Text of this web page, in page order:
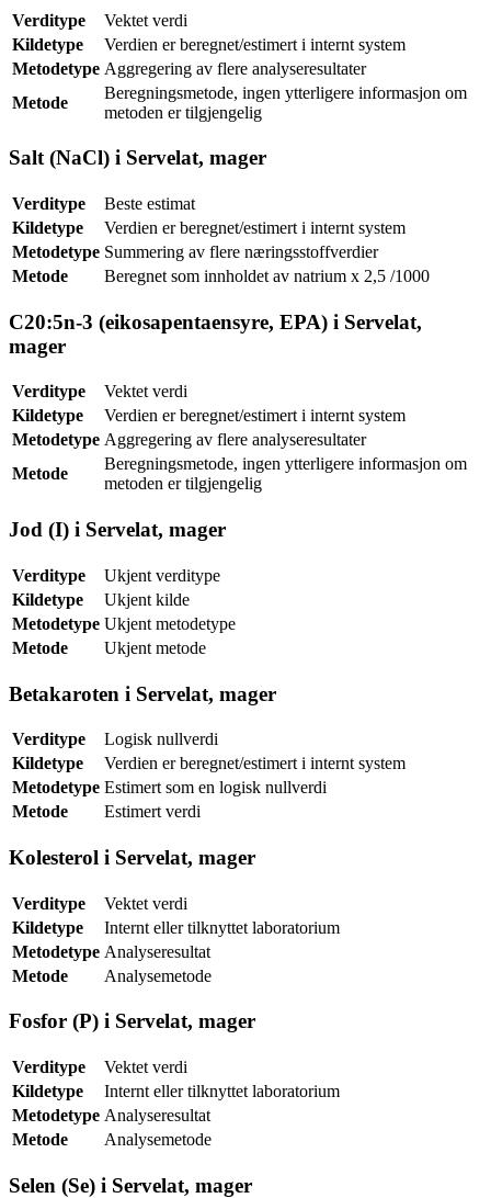
Verditype
Vektet verdi
Kildetype
Verdien er beregnet/estimert i internt system
Metodetype Aggregering av flere analyseresultater
Metode
Beregningsmetode, ingen ytterligere informasjon om
metoden er tilgjengelig
Salt (NaCl) i Servelat, mager
Verditype
Beste estimat
Kildetype
Verdien er beregnet/estimert i internt system
Metodetype Summering av flere næringsstoffverdier
Metode
Beregnet som innholdet av natrium x 2,5 /1000
C20:5n-3 (eikosapentaensyre, EPA) i Servelat,
mager
Verditype
Vektet verdi
Kildetype
Verdien er beregnet/estimert i internt system
Metodetype Aggregering av flere analyseresultater
Metode
Beregningsmetode, ingen ytterligere informasjon om
metoden er tilgjengelig
Jod (I) i Servelat, mager
Verditype
Ukjent verditype
Kildetype
Ukjent kilde
Metodetype Ukjent metodetype
Metode
Ukjent metode
Betakaroten i Servelat, mager
Verditype
Logisk nullverdi
Kildetype
Verdien er beregnet/estimert i internt system
Metodetype Estimert som en logisk nullverdi
Metode
Estimert verdi
Kolesterol i Servelat, mager
Verditype
Vektet verdi
Kildetype
Internt eller tilknyttet laboratorium
Metodetype Analyseresultat
Metode
Analysemetode
Fosfor (P) i Servelat, mager
Verditype
Vektet verdi
Kildetype
Internt eller tilknyttet laboratorium
Metodetype Analyseresultat
Metode
Analysemetode
Selen (Se) i Servelat, mager